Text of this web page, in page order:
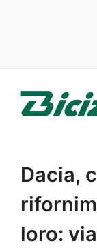
Dacia,
loro: